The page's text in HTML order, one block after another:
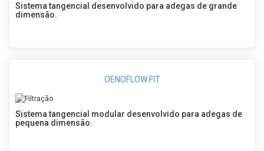
Sistema tangencial desenvolvido para adegas de grande
dimensão.
OENOFLOW FIT
Sistema tangencial modular desenvolvido para adegas de
pequena dimensão.